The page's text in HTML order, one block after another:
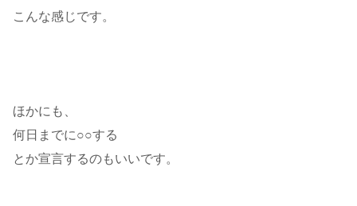
こんな感じです。
ほかにも、
何日までに○○する
とか宣言するのもいいです。